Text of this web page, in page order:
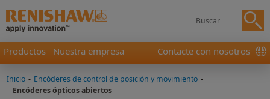
Productos Nuestra empresa Contacte con nosotros
Inicio - Encóderes de control de posición y movimiento -
Encóderes ópticos abiertos